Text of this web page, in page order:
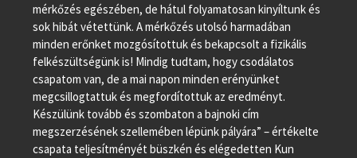
mérkőzés egészében, de hátul folyamatosan kinyíltunk és
sok hibát vétettünk. A mérkőzés utolsó harmadában
minden erőnket mozgósítottuk és bekapcsolt a fizikális
felkészültségünk is! Mindig tudtam, hogy csodálatos
csapatom van, de a mai napon minden erényünket
megcsillogtattuk és megfordítottuk az eredményt.
Készülünk tovább és szombaton a bajnoki cím
megszerzésének szellemében lépünk pályára” – értékelte
csapata teljesítményét büszkén és elégedetten Kun